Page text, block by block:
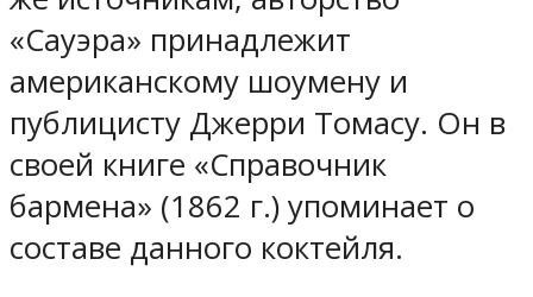
«Сауэра» принадлежит
американскому шоумену и
публицисту Джерри Томасу. Он в
своей книге «Справочник
бармена» (1862 г.) упоминает о
составе данного коктейля.